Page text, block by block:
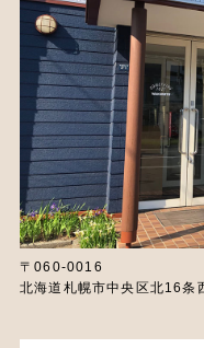
〒060-0016
北海道札幌市中央区北16条